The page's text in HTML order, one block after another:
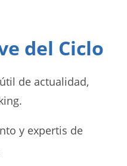
del Ciclo
de actualidad,
y expertis de